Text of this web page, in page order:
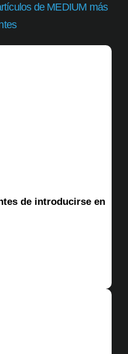
de MEDIUM más
de introducirse en